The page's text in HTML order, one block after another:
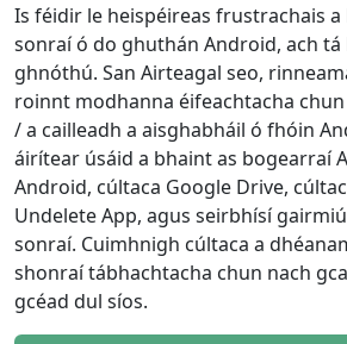
Is féidir le heispéireas frustrachais
sonraí ó do ghuthán Android, ach tá
ghnóthú. San Airteagal seo,
roinnt modhanna éifeachtacha
/ a cailleadh a aisghabháil ó fhóin
áirítear úsáid a bhaint as bogearraí
Android, cúltaca Google Drive,
Undelete App, agus seirbhísí
sonraí. Cuimhnigh cúltaca a
shonraí tábhachtacha chun nach
gcéad dul síos.